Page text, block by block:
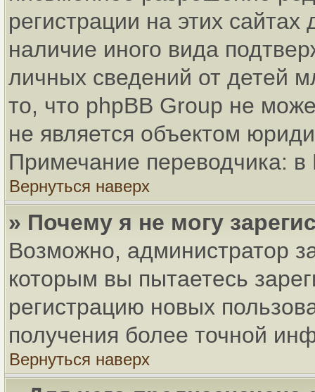
регистрации на этих
наличие иного вида
личных сведений от детей
то, что phpBB Group не
не является объектом
Примечание переводчика:
Вернуться наверх
» Почему я не могу
Возможно, администратор
которым вы пытаетесь
регистрацию новых
получения более точной
Вернуться наверх